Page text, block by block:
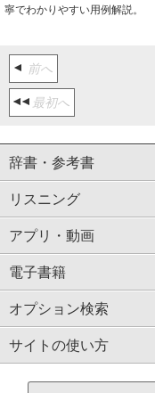
寧でわかりやすい用例解説。
最初へ
前へ
辞書・参考書
リスニング
アプリ・動画
電子書籍
オプション検索
サイトの使い方